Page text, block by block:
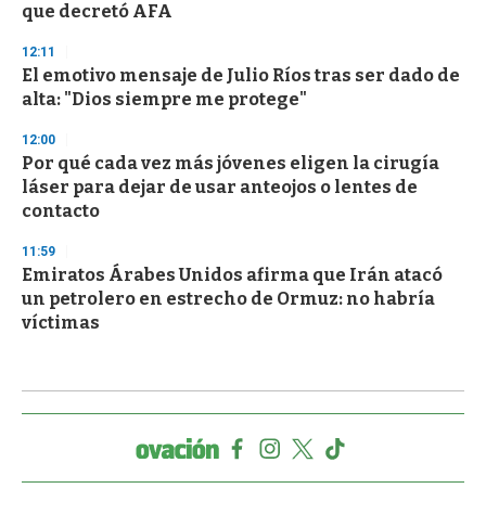
que decretó AFA
12:11
El emotivo mensaje de Julio Ríos tras ser dado de
alta: "Dios siempre me protege"
12:00
Por qué cada vez más jóvenes eligen la cirugía
láser para dejar de usar anteojos o lentes de
contacto
11:59
Emiratos Árabes Unidos afirma que Irán atacó
un petrolero en estrecho de Ormuz: no habría
víctimas